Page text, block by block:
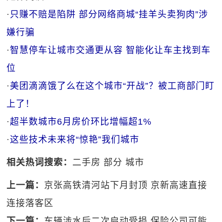
· 只赚不赔是陷阱 部分网络商城“挂羊头卖狗肉”涉
嫌行骗
·智慧停车让城市交通更从容 智能化让车主找到车
位
· 美团滴滴饿了么在这个城市“开战”？被工商部门盯
上了！
· 超半数城市6月房价环比增幅超1%
·这些技术未来将“惊艳”我们城市
相关热词搜索： 二手房 部分 城市
上一篇： 京张高铁清河站下月封顶 京新高速直接
连接落客区